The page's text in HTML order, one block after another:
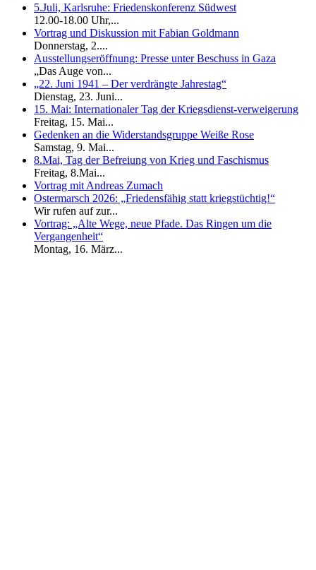
5.Juli, Karlsruhe: Friedenskonferenz Südwest
12.00-18.00 Uhr,...
Vortrag und Diskussion mit Fabian Goldmann
Donnerstag, 2....
Ausstellungseröffnung: Presse unter Beschuss in Gaza
„Das Auge von...
„22. Juni 1941 – Der verdrängte Jahrestag“
Dienstag, 23. Juni...
15. Mai: Internationaler Tag der Kriegsdienst-verweigerung
Freitag, 15. Mai...
Gedenken an die Widerstandsgruppe Weiße Rose
Samstag, 9. Mai...
8.Mai, Tag der Befreiung von Krieg und Faschismus
Freitag, 8.Mai...
Vortrag mit Andreas Zumach
Ostermarsch 2026: „Friedensfähig statt kriegstüchtig!“
Wir rufen auf zur...
Vortrag: „Alte Wege, neue Pfade. Das Ringen um die
Vergangenheit“
Montag, 16. März...